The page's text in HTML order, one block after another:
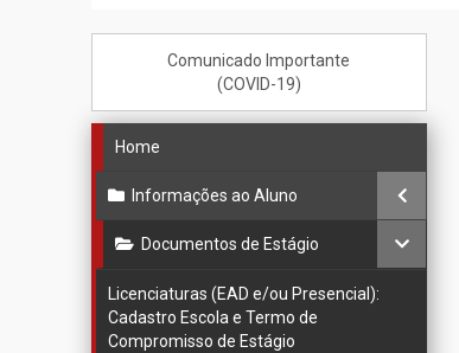
Comunicado Importante
(COVID-19)
Home
Informações ao Aluno
Documentos de Estágio
Licenciaturas (EAD e/ou Presencial):
Cadastro Escola e Termo de
Compromisso de Estágio